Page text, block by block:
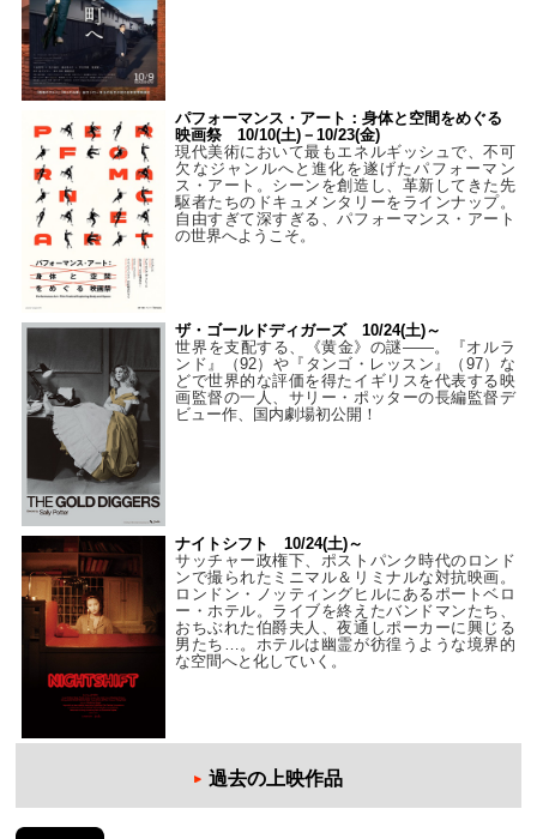
パフォーマンス・アート：身体と空間をめぐる
映画祭 10/10(土)－10/23(金)
現代美術において最もエネルギッシュで、不可
欠なジャンルへと進化を遂げたパフォーマン
ス・アート。シーンを創造し、革新してきた先
駆者たちのドキュメンタリーをラインナップ。
自由すぎて深すぎる、パフォーマンス・アート
の世界へようこそ。
ザ・ゴールドディガーズ 10/24(土)～
世界を支配する、《黄金》の謎――。『オルラ
ンド』（92）や『タンゴ・レッスン』（97）な
どで世界的な評価を得たイギリスを代表する映
画監督の一人、サリー・ポッターの長編監督デ
ビュー作、国内劇場初公開！
ナイトシフト 10/24(土)～
サッチャー政権下、ポストパンク時代のロンド
ンで撮られたミニマル＆リミナルな対抗映画。
ロンドン・ノッティングヒルにあるポートベロ
ー・ホテル。ライブを終えたバンドマンたち、
おちぶれた伯爵夫人、夜通しポーカーに興じる
男たち…。ホテルは幽霊が彷徨うような境界的
な空間へと化していく。
過去の上映作品